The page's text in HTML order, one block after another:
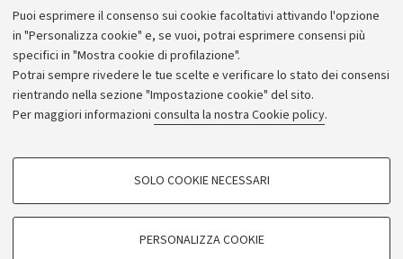
Puoi esprimere il consenso sui cookie facoltativi attivando l'opzione
in "Personalizza cookie" e, se vuoi, potrai esprimere consensi più
specifici in "Mostra cookie di profilazione".
Potrai sempre rivedere le tue scelte e verificare lo stato dei consensi
rientrando nella sezione "Impostazione cookie" del sito.
Per maggiori informazioni consulta la nostra Cookie policy.
COOKIE DI PROFILAZIONE - FACOLTATIVI
SOLO COOKIE NECESSARI
PERSONALIZZA COOKIE
Archivio
Comunicati stampa
Redazione
Rassegna stampa
© Copyright 2026 - ALMA MATER STUDIORUM - Università di